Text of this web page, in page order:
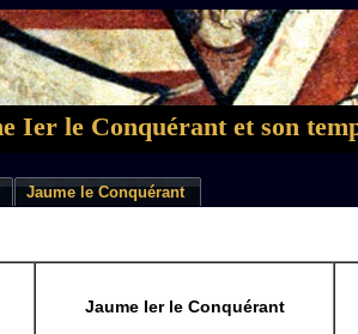
Ier le Conquérant et son
Jaume le Conquérant
Jaume Ier le Conquérant